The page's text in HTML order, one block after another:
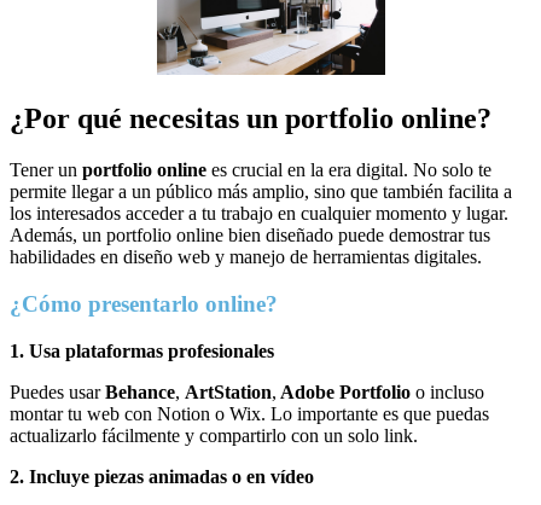
¿Por qué necesitas un portfolio online?
Tener un portfolio online es crucial en la era digital. No solo te
permite llegar a un público más amplio, sino que también facilita a
los interesados acceder a tu trabajo en cualquier momento y lugar.
Además, un portfolio online bien diseñado puede demostrar tus
habilidades en diseño web y manejo de herramientas digitales.
¿Cómo presentarlo online?
1. Usa plataformas profesionales
Puedes usarBehance, ArtStation, Adobe Portfolio o incluso
montar tu web con Notion o Wix. Lo importante es que puedas
actualizarlo fácilmente y compartirlo con un solo link.
2. Incluye piezas animadas o en vídeo